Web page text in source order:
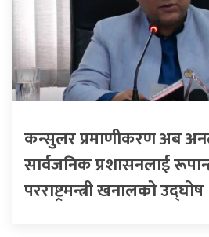
कन्सुलर प्रमाणीकरण अब
सार्वजनिक प्रशासनलाई
परराष्ट्रमन्त्री खनालको उद्घोष